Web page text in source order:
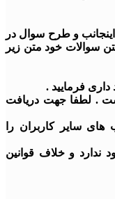
و طرح سوال در
سوالات خود متن زیر
. لطفا جهت دریافت
سایر کاربران را
ندارد و خلاف قوانین